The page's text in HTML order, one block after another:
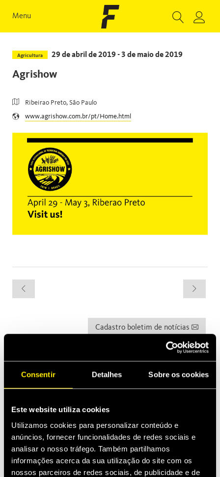
Consentir Detalhes Sobre os cookies
Este website utiliza cookies
Utilizamos cookies para personalizar conteúdo e
anúncios, fornecer funcionalidades de redes sociais e
analisar o nosso tráfego. Também partilhamos
informações acerca da sua utilização do site com os
nossos parceiros de redes sociais, de publicidade e de
Menu
Agricultura 29 de abril de 2019 - 3 de maio de 2019
Agrishow
Ribeirao Preto, São Paulo
www.agrishow.com.br/pt/Home.html
Cadastro boletim de notícias
abr 13, 2026
Faster expands into Thermal Management
Construções
Introducing MultiQTC: The Best Benefit/Cost Solution for
Large-Scale Excavators and Demolition Excavators
jan 29, 2026
Quick Swivel: unmatched durability and leak-free